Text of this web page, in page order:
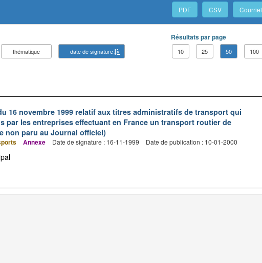
PDF CSV Courriel
thématique
date de signature
Résultats par page
10 25 50 100
16 novembre 1999 relatif aux titres administratifs de transport qui
par les entreprises effectuant en France un transport routier de
non paru au Journal officiel)
Annexe Date de signature : 16-11-1999 Date de publication : 10-01-2000